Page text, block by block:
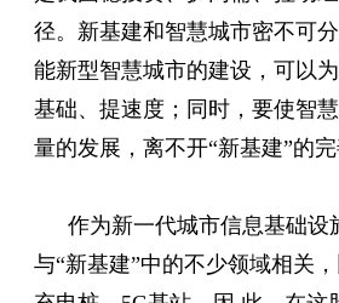
径。新基建和智慧城市密不可
能新型智慧城市的建设，可以
基础、提速度；同时，要使智
量的发展，离不开“新基建”的完
作为新一代城市信息基础设
与“新基建”中的不少领域相关